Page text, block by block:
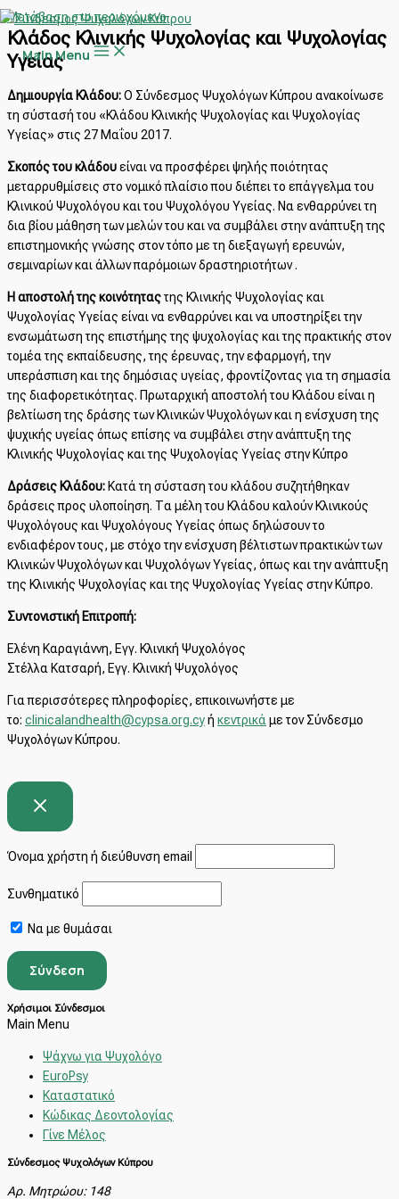
Μετάβαση στο περιεχόμενο
Main Menu
Κλάδος Κλινικής Ψυχολογίας και Ψυχολογίας
Υγείας
Δημιουργία Κλάδου:O Σύνδεσμος Ψυχολόγων Κύπρου ανακοίνωσε
τη σύστασή του «Κλάδου Κλινικής Ψυχολογίας και Ψυχολογίας
Υγείας» στις 27 Μαΐου 2017.
Σκοπός του κλάδουείναι να προσφέρει ψηλής ποιότητας
μεταρρυθμίσεις στο νομικό πλαίσιο που διέπει το επάγγελμα του
Κλινικού Ψυχολόγου και του Ψυχολόγου Υγείας. Να ενθαρρύνει τη
δια βίου μάθηση των μελών του και να συμβάλει στην ανάπτυξη της
επιστημονικής γνώσης στον τόπο με τη διεξαγωγή ερευνών,
σεμιναρίων και άλλων παρόμοιων δραστηριοτήτων .
Η αποστολή της κοινότηταςτης Κλινικής Ψυχολογίας και
Ψυχολογίας Υγείας είναι να ενθαρρύνει και να υποστηρίξει την
ενσωμάτωση της επιστήμης της ψυχολογίας και της πρακτικής στον
τομέα της εκπαίδευσης, της έρευνας, την εφαρμογή, την
υπεράσπιση και της δημόσιας υγείας, φροντίζοντας για τη σημασία
της διαφορετικότητας. Πρωταρχική αποστολή του Κλάδου είναι η
βελτίωση της δράσης των Κλινικών Ψυχολόγων και η ενίσχυση της
ψυχικής υγείας όπως επίσης να συμβάλει στην ανάπτυξη της
Κλινικής Ψυχολογίας και της Ψυχολογίας Υγείας στην Κύπρο
Δράσεις Κλάδου: Κατά τη σύσταση του κλάδου συζητήθηκαν
δράσεις προς υλοποίηση. Τα μέλη του Κλάδου καλούν Κλινικούς
Ψυχολόγους και Ψυχολόγους Υγείας όπως δηλώσουν το
ενδιαφέρον τους, με στόχο την ενίσχυση βέλτιστων πρακτικών των
Κλινικών Ψυχολόγων και Ψυχολόγων Υγείας, όπως και την ανάπτυξη
της Κλινικής Ψυχολογίας και της Ψυχολογίας Υγείας στην Κύπρο.
Συντονιστική Επιτροπή:
Ελένη Καραγιάννη, Εγγ. Κλινική Ψυχολόγος
Στέλλα Κατσαρή, Εγγ. Κλινική Ψυχολόγος
Για περισσότερες πληροφορίες, επικοινωνήστε με
το: clinicalandhealth@cypsa.org.cyή κεντρικά με τον Σύνδεσμο
Ψυχολόγων Κύπρου.
Όνομα χρήστη ή διεύθυνση email
Συνθηματικό
Να με θυμάσαι
Χρήσιμοι Σύνδεσμοι
Main Menu
Ψάχνω για Ψυχολόγο
EuroPsy
Καταστατικό
Κώδικας Δεοντολογίας
Γίνε Μέλος
Σύνδεσμος Ψυχολόγων Κύπρου
Αρ. Μητρώου: 148